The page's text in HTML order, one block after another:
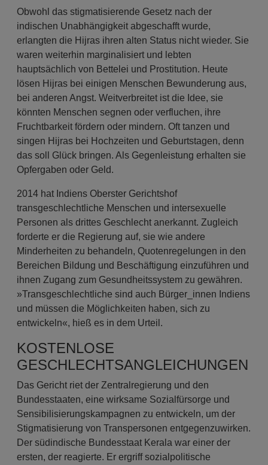
Obwohl das stigmatisierende Gesetz nach der
indischen Unabhängigkeit abgeschafft wurde,
erlangten die Hijras ihren alten Status nicht wieder. Sie
waren weiterhin marginalisiert und lebten
hauptsächlich von Bettelei und Prostitution. Heute
lösen Hijras bei einigen Menschen Bewunderung aus,
bei anderen Angst. Weitverbreitet ist die Idee, sie
könnten Menschen segnen oder verfluchen, ihre
Fruchtbarkeit fördern oder mindern. Oft tanzen und
singen Hijras bei Hochzeiten und Geburtstagen, denn
das soll Glück bringen. Als Gegenleistung erhalten sie
Opfergaben oder Geld.
2014 hat Indiens Oberster Gerichtshof
transgeschlechtliche Menschen und intersexuelle
Personen als drittes Geschlecht anerkannt. Zugleich
forderte er die Regierung auf, sie wie andere
Minderheiten zu behandeln, Quotenregelungen in den
Bereichen Bildung und Beschäftigung einzuführen und
ihnen Zugang zum Gesundheitssystem zu gewähren.
»Transgeschlechtliche sind auch Bürger_innen Indiens
und müssen die Möglichkeiten haben, sich zu
entwickeln«, hieß es in dem Urteil.
KOSTENLOSE
GESCHLECHTSANGLEICHUNGEN
Das Gericht riet der Zentralregierung und den
Bundesstaaten, eine wirksame Sozialfürsorge und
Sensibilisierungskampagnen zu entwickeln, um der
Stigmatisierung von Transpersonen entgegenzuwirken.
Der südindische Bundesstaat Kerala war einer der
ersten, der reagierte. Er ergriff sozialpolitische